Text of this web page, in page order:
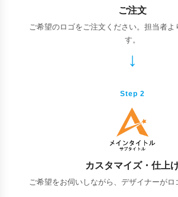
ご注文
ご希望のロゴをご注文ください。担当者よ
す。
Step 2
カスタマイズ・仕上
ご希望をお伺いしながら、デザイナーがロ